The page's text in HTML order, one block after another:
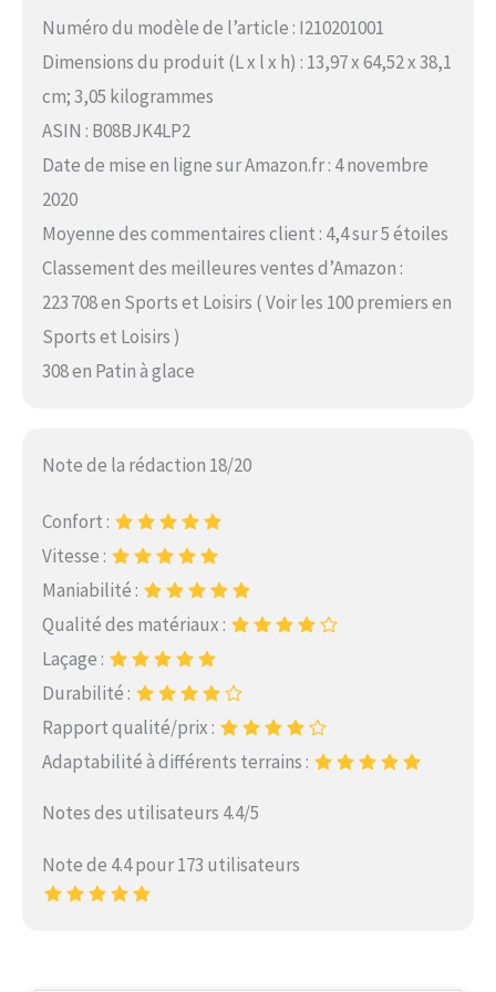
Numéro du modèle de l’article : I210201001
Dimensions du produit (L x l x h) : 13,97 x 64,52 x 38,1
cm; 3,05 kilogrammes
ASIN : B08BJK4LP2
Date de mise en ligne sur Amazon.fr : 4 novembre
2020
Moyenne des commentaires client : 4,4 sur 5 étoiles
Classement des meilleures ventes d’Amazon :
223 708 en Sports et Loisirs ( Voir les 100 premiers en
Sports et Loisirs )
308 en Patin à glace
Note de la rédaction 18/20
Confort :
Vitesse :
Maniabilité :
Qualité des matériaux :
Laçage :
Durabilité :
Rapport qualité/prix :
Adaptabilité à différents terrains :
Notes des utilisateurs 4.4/5
Note de 4.4 pour 173 utilisateurs